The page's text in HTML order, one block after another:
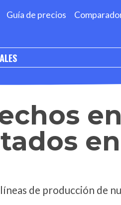
Guía de precios
en
de producción de